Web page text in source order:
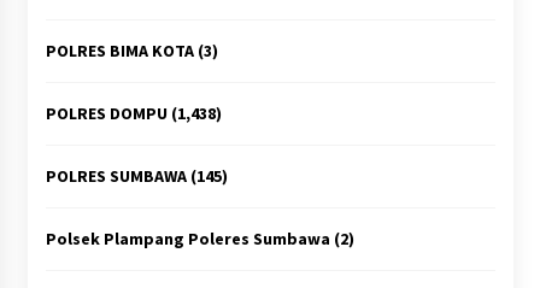
POLRES BIMA KOTA(3)
POLRES DOMPU(1,438)
POLRES SUMBAWA(145)
Polsek Plampang Poleres Sumbawa (2)